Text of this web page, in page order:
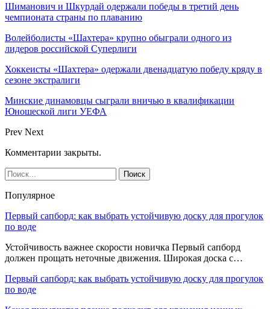
Шиманович и Шкурдай одержали победы в третий день
чемпионата страны по плаванию
Волейболисты «Шахтера» крупно обыграли одного из
лидеров российской Суперлиги
Хоккеисты «Шахтера» одержали двенадцатую победу кряду в
сезоне экстралиги
Минские динамовцы сыграли вничью в квалификации
Юношеской лиги УЕФА
Prev Next
Комментарии закрыты.
Популярное
Первый сапборд: как выбрать устойчивую доску для прогулок
по воде
Устойчивость важнее скорости новичка Первый сапборд
должен прощать неточные движения. Широкая доска с…
Первый сапборд: как выбрать устойчивую доску для прогулок
по воде